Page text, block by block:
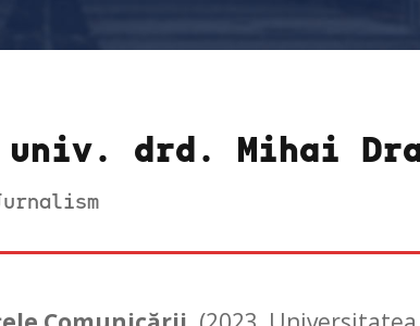
drd. Mihai